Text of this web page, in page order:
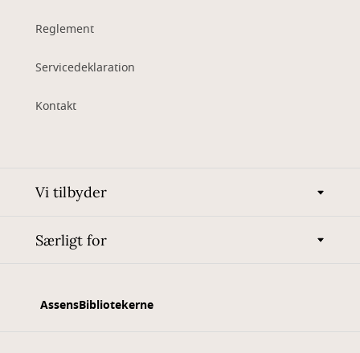
Reglement
Servicedeklaration
Kontakt
Vi tilbyder
Særligt for
AssensBibliotekerne